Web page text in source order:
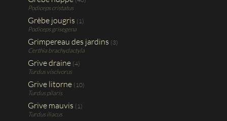
Podiceps cristatus
Grèbe jougris (1)
Podiceps grisegena
Grimpereau des jardins (3)
Certhia brachydactyla
Grive draine (4)
Turdus viscivorus
Grive litorne (10)
Turdus pilaris
Grive mauvis (1)
Turdus iliacus